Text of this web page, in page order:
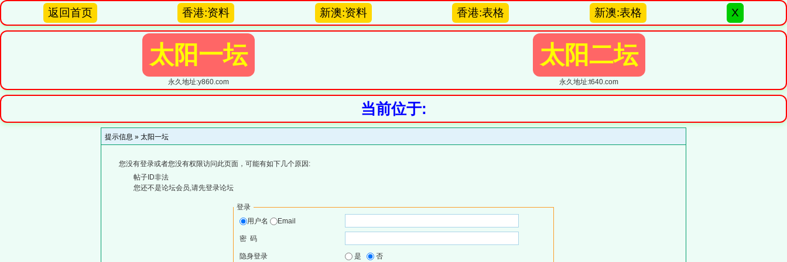
返回首页 香港:资料 新澳:资料 香港:表格 新澳:表格 X
太阳一坛
永久地址:y860.com
太阳二坛
永久地址:t640.com
当前位于:
提示信息 » 太阳一坛
您没有登录或者您没有权限访问此页面，可能有如下几个原因:
帖子ID非法
您还不是论坛会员,请先登录论坛
登录
用户名
Email
密 码
隐身登录 是 否